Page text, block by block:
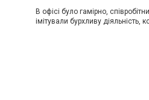
В офісі було гамірно,
імітували бурхливу діяльність,